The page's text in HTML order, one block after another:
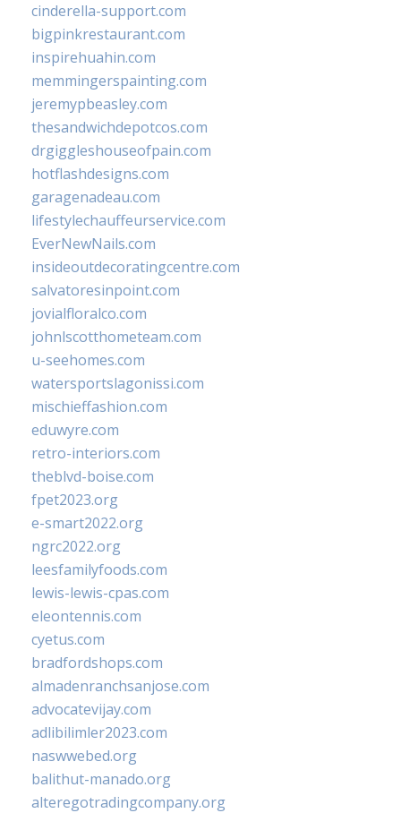
cinderella-support.com
bigpinkrestaurant.com
inspirehuahin.com
memmingerspainting.com
jeremypbeasley.com
thesandwichdepotcos.com
drgiggleshouseofpain.com
hotflashdesigns.com
garagenadeau.com
lifestylechauffeurservice.com
EverNewNails.com
insideoutdecoratingcentre.com
salvatoresinpoint.com
jovialfloralco.com
johnlscotthometeam.com
u-seehomes.com
watersportslagonissi.com
mischieffashion.com
eduwyre.com
retro-interiors.com
theblvd-boise.com
fpet2023.org
e-smart2022.org
ngrc2022.org
leesfamilyfoods.com
lewis-lewis-cpas.com
eleontennis.com
cyetus.com
bradfordshops.com
almadenranchsanjose.com
advocatevijay.com
adlibilimler2023.com
naswwebed.org
balithut-manado.org
alteregotradingcompany.org